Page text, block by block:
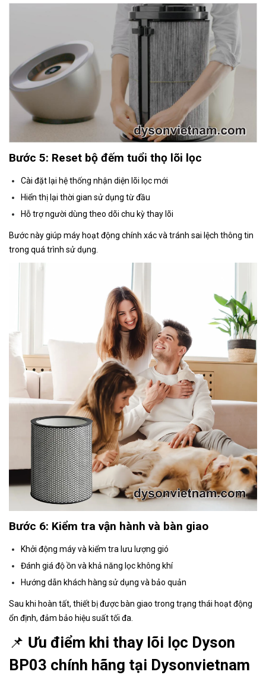
Bước 5: Reset bộ đếm tuổi thọ lõi lọc
Cài đặt lại hệ thống nhận diện lõi lọc mới
Hiển thị lại thời gian sử dụng từ đầu
Hỗ trợ người dùng theo dõi chu kỳ thay lõi
Bước này giúp máy hoạt động chính xác và tránh sai lệch thông tin
trong quá trình sử dụng.
Bước 6: Kiểm tra vận hành và bàn giao
Khởi động máy và kiểm tra lưu lượng gió
Đánh giá độ ồn và khả năng lọc không khí
Hướng dẫn khách hàng sử dụng và bảo quản
Sau khi hoàn tất, thiết bị được bàn giao trong trạng thái hoạt động
ổn định, đảm bảo hiệu suất tối đa.
📌 Ưu điểm khi thay lõi lọc Dyson
BP03 chính hãng tại Dysonvietnam